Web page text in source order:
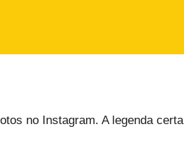
no Instagram. A legenda certa